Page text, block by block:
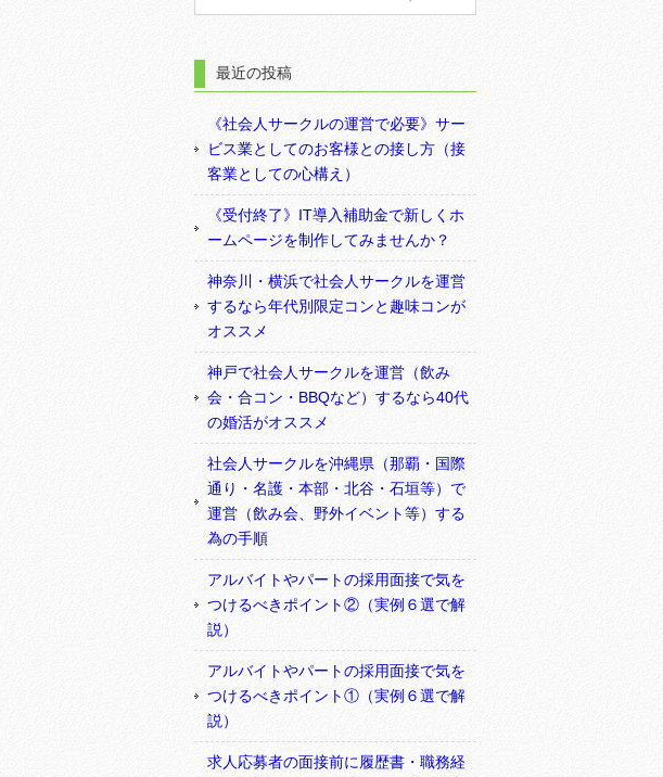
最近の投稿
《社会人サークルの運営で必要》サー
ビス業としてのお客様との接し方（接
客業としての心構え）
《受付終了》IT導入補助金で新しくホ
ームページを制作してみませんか？
神奈川・横浜で社会人サークルを運営
するなら年代別限定コンと趣味コンが
オススメ
神戸で社会人サークルを運営（飲み
会・合コン・BBQなど）するなら40代
の婚活がオススメ
社会人サークルを沖縄県（那覇・国際
通り・名護・本部・北谷・石垣等）で
運営（飲み会、野外イベント等）する
為の手順
アルバイトやパートの採用面接で気を
つけるべきポイント②（実例６選で解
説）
アルバイトやパートの採用面接で気を
つけるべきポイント①（実例６選で解
説）
求人応募者の面接前に履歴書・職務経